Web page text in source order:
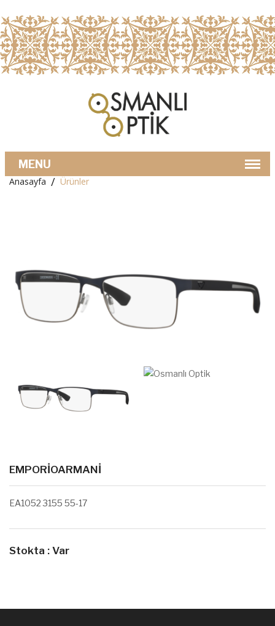
Anasayfa Ürünler
EMPORIOARMANI
EA1052 3155 55-17
Stokta : Var